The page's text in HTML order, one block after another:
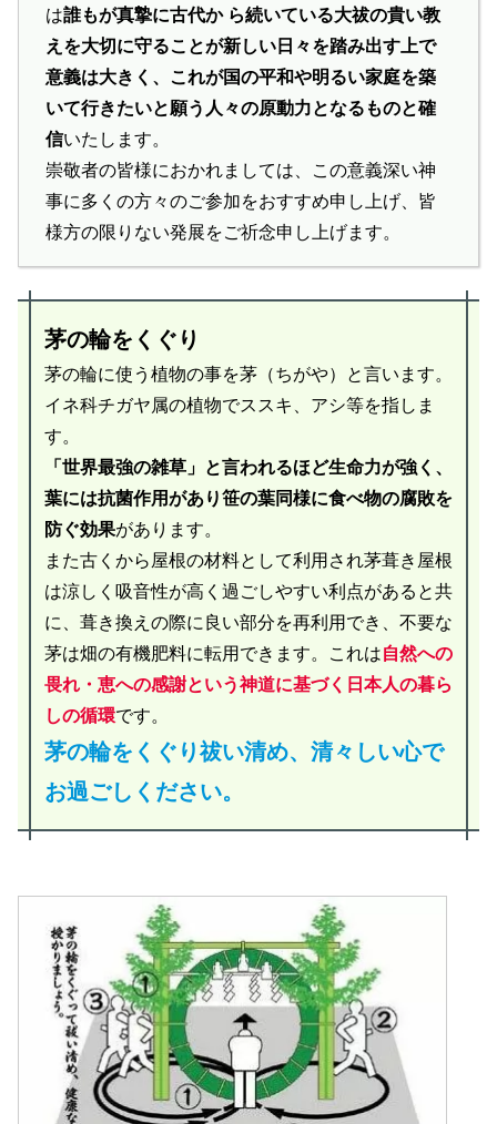
は誰もが真摯に古代か ら続いている大祓の貴い教
えを大切に守ることが新しい日々を踏み出す上で
意義は大きく、これが国の平和や明るい家庭を築
いて行きたいと願う人々の原動力となるものと確
信いたします。
崇敬者の皆様におかれましては、この意義深い神
事に多くの方々のご参加をおすすめ申し上げ、皆
様方の限りない発展をご祈念申し上げます。
茅の輪をくぐり
茅の輪に使う植物の事を茅（ちがや）と言います。
イネ科チガヤ属の植物でススキ、アシ等を指しま
す。
「世界最強の雑草」と言われるほど生命力が強く、
葉には抗菌作用があり笹の葉同様に食べ物の腐敗を
防ぐ効果があります。
また古くから屋根の材料として利用され茅葺き屋根
は涼しく吸音性が高く過ごしやすい利点があると共
に、葺き換えの際に良い部分を再利用でき、不要な
茅は畑の有機肥料に転用できます。これは自然への
畏れ・恵への感謝という神道に基づく日本人の暮ら
しの循環です。
茅の輪をくぐり祓い清め、清々しい心で
お過ごしください。